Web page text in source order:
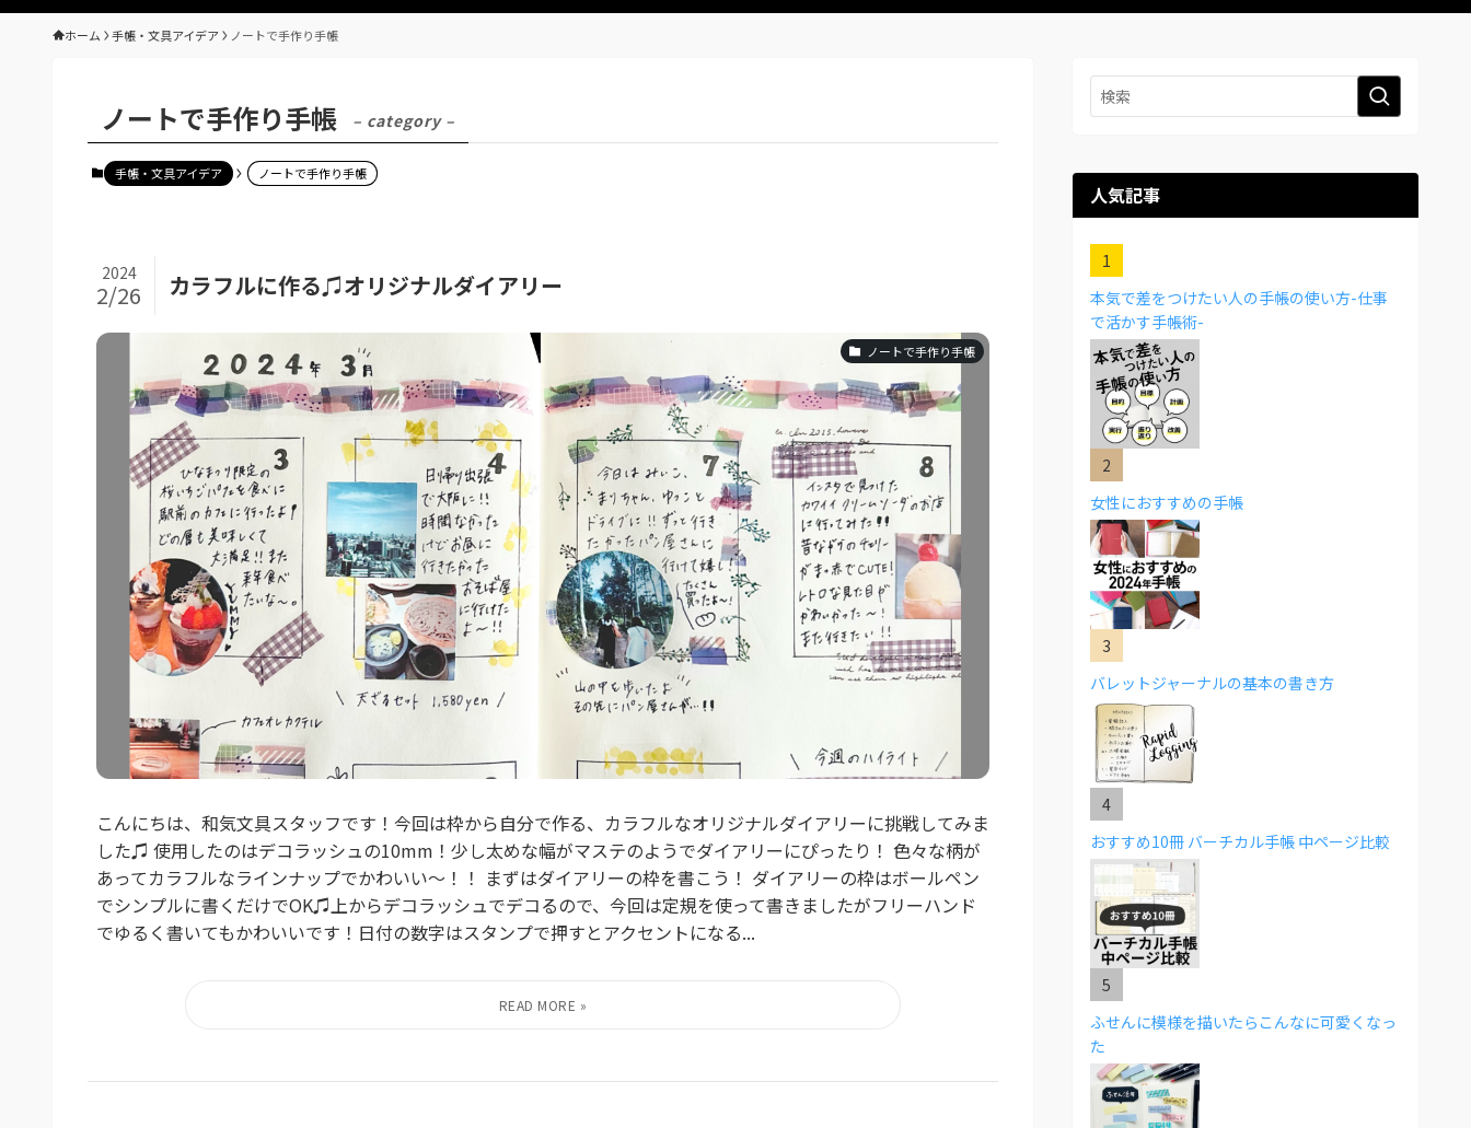
ホーム 手帳・文具アイデア ノートで手作り手帳
ノートで手作り手帳 – category –
手帳・文具アイデア ノートで手作り手帳
カラフルに作る♫オリジナルダイアリー
2024
2/26
ノートで手作り手帳
こんにちは、和気文具スタッフです！今回は枠から自分で作る、カラフルなオリジナルダイアリーに挑戦してみま
した♫ 使用したのはデコラッシュの10mm！少し太めな幅がマステのようでダイアリーにぴったり！ 色々な柄が
あってカラフルなラインナップでかわいい〜！！ まずはダイアリーの枠を書こう！ ダイアリーの枠はボールペン
でシンプルに書くだけでOK♫上からデコラッシュでデコるので、今回は定規を使って書きましたがフリーハンド
でゆるく書いてもかわいいです！日付の数字はスタンプで押すとアクセントになる...
人気記事
本気で差をつけたい人の手帳の使い方-仕事
で活かす手帳術-
女性におすすめの手帳
バレットジャーナルの基本の書き方
おすすめ10冊 バーチカル手帳 中ページ比較
ふせんに模様を描いたらこんなに可愛くなっ
た